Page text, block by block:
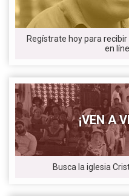
Regístrate hoy para
en
¡VEN A
Busca la iglesia